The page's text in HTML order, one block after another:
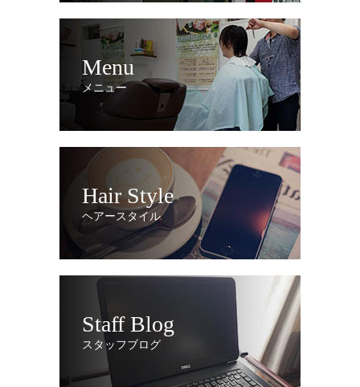
Menu
メニュー
Hair Style
ヘアースタイル
Staff Blog
スタッフブログ